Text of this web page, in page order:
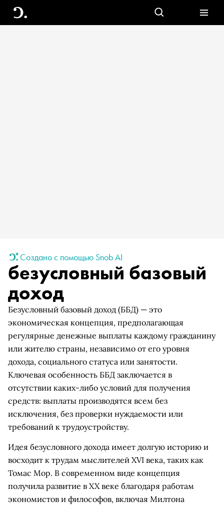
Создано с помощью Snob AI
безусловный базовый
доход
Безусловный базовый доход (ББД) — это
экономическая концепция, предполагающая
регулярные денежные выплаты каждому гражданину
или жителю страны, независимо от его уровня
дохода, социального статуса или занятости.
Ключевая особенность ББД заключается в
отсутствии каких-либо условий для получения
средств: выплаты производятся всем без
исключения, без проверки нуждаемости или
требований к трудоустройству.
Идея безусловного дохода имеет долгую историю и
восходит к трудам мыслителей XVI века, таких как
Томас Мор. В современном виде концепция
получила развитие в XX веке благодаря работам
экономистов и философов, включая Милтона